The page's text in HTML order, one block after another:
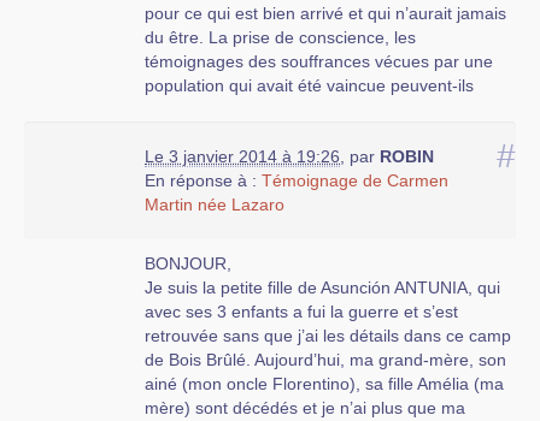
pour ce qui est bien arrivé et qui n’aurait jamais
du être. La prise de conscience, les
témoignages des souffrances vécues par une
population qui avait été vaincue peuvent-ils
raisons et les circonstances des situations, ni en
France, ni ailleurs. JAMAIS. Je garde les
républicains espagnols dans mon cœur.
#
Le 3 janvier 2014 à 19:26 par ROBIN
En réponse à : Témoignage de Carmen
Martin née Lazaro
BONJOUR,
Je suis la petite fille de Asunción ANTUNIA, qui
avec ses 3 enfants a fui la guerre et s’est
retrouvée sans que j’ai les détails dans ce camp
de Bois Brûlé. Aujourd’hui, ma grand-mère, son
ainé (mon oncle Florentino), sa fille Amélia (ma
mère) sont décédés et je n’ai plus que ma